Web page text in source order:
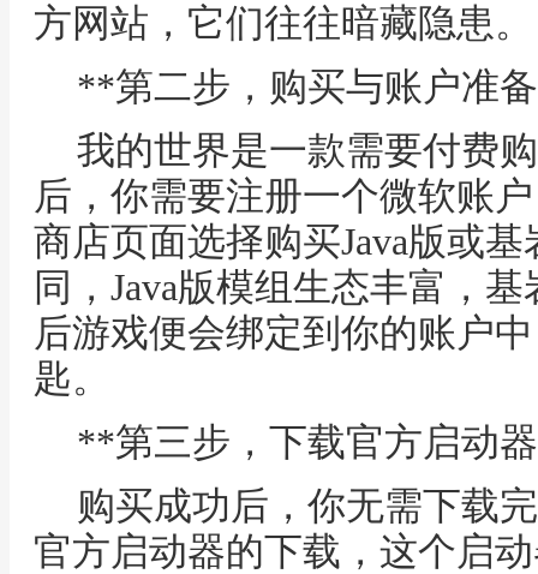
方网站，它们往往暗藏隐患。
**第二步，购买与账户准
我的世界是一款需要付费
后，你需要注册一个微软账
商店页面选择购买Java版或
同，Java版模组生态丰富，
后游戏便会绑定到你的账户
匙。
**第三步，下载官方启动
购买成功后，你无需下载
官方启动器的下载，这个启